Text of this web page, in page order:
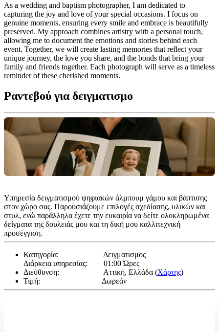
As a wedding and baptism photographer, I am dedicated to
capturing the joy and love of your special occasions. I focus on
genuine moments, ensuring every smile and embrace is beautifully
preserved. My approach combines artistry with a personal touch,
allowing me to document the emotions and stories behind each
event. Together, we will create lasting memories that reflect your
unique journey, the love you share, and the bonds that bring your
family and friends together. Each photograph will serve as a timeless
reminder of these cherished moments.
Ραντεβού για δειγματισμο
Υπηρεσία δειγματισμού ψηφιακών άλμπουμ γάμου και βάπτισης
στον χώρο σας. Παρουσιάζουμε επιλογές σχεδίασης, υλικών και
στυλ, ενώ παράλληλα έχετε την ευκαιρία να δείτε ολοκληρωμένα
δείγματα της δουλειάς μου και τη δική μου καλλιτεχνική
προσέγγιση.
Κατηγορία:
Δειγματισμος
Διάρκεια υπηρεσίας:
01:00 Ώρες
Διεύθυνση:
Αττική, Ελλάδα (Χάρτης)
Τιμή:
Δωρεάν